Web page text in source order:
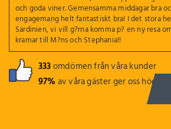
och goda viner. Gemensamma middagar bra
engagemang helt fantastiskt bra! I det stora
Sardinien, vi vill g?rna komma p? en ny resa
kramar till M?ns och Stephania!!
333omdömen från våra kunder
97%av våra gäster ger oss